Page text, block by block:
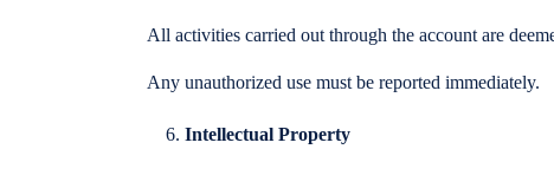
All activities carried out through the account are
Any unauthorized use must be reported immediately.
Intellectual Property